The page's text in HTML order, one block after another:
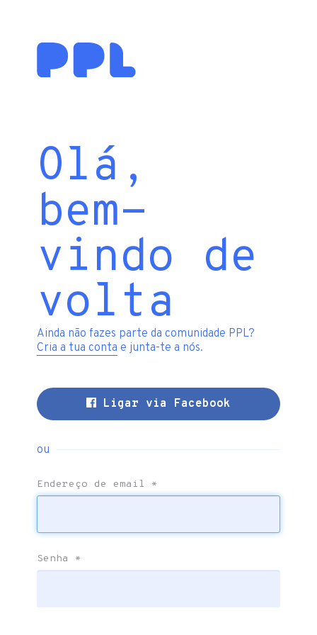
Olá,
bem-
vindo de
volta
Ainda não fazes parte da comunidade PPL?
Cria a tua conta e junta-te a nós.
Ligar via Facebook
ou
Endereço de email *
Senha *